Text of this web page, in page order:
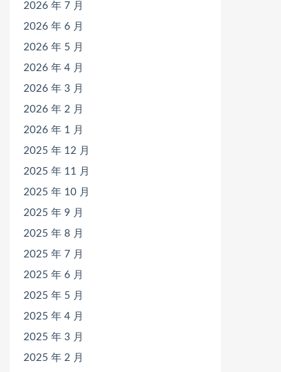
2026 年 7 月
2026 年 6 月
2026 年 5 月
2026 年 4 月
2026 年 3 月
2026 年 2 月
2026 年 1 月
2025 年 12 月
2025 年 11 月
2025 年 10 月
2025 年 9 月
2025 年 8 月
2025 年 7 月
2025 年 6 月
2025 年 5 月
2025 年 4 月
2025 年 3 月
2025 年 2 月